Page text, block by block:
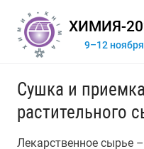
ХИМИЯ-
9–12 ноября
Сушка и
растительного
Лекарственное сырье